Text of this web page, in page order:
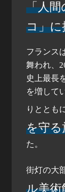
「人間
コ」
フランス
舞われ、
史上最長
を増して
りととも
を守る
た。
街灯の大
ル美術